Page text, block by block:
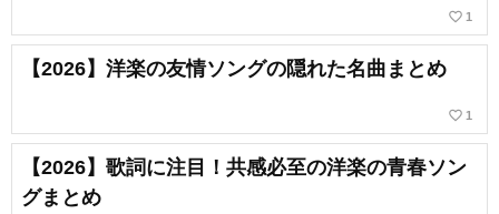
favorite_border 1
【2026】洋楽の友情ソングの隠れた名曲まとめ
favorite_border 1
【2026】歌詞に注目！共感必至の洋楽の青春ソン
グまとめ